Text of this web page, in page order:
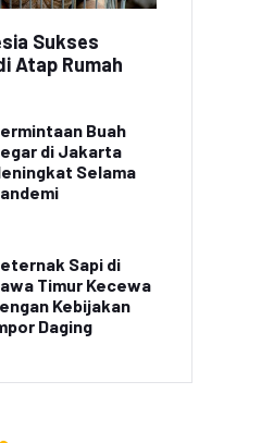
Sukses
Atap Rumah
Buah
di Jakarta
Selama
Sapi di
Timur Kecewa
Kebijakan
Daging